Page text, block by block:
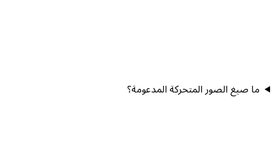
ما صيغ الصور المتحركة المدعومة؟